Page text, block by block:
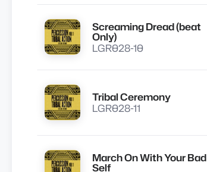
Lire
Screaming Dread (beat
Only)
LGR028-10
Lire
Tribal Ceremony
LGR028-11
Lire
March On With Your Bad
Self